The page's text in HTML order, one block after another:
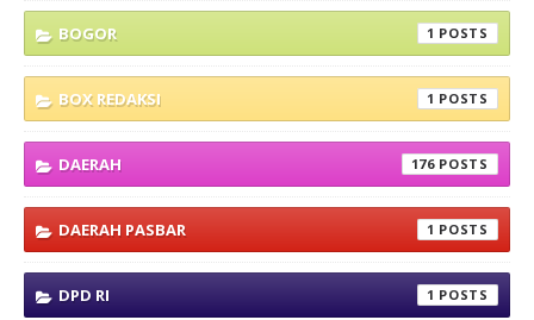
BOGOR 1
BOX REDAKSI 1
DAERAH 176
DAERAH PASBAR 1
DPD RI 1